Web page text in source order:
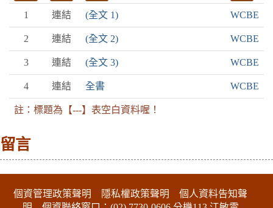
1 連結 (全文 1) WCBE
2 連結 (全文 2) WCBE
3 連結 (全文 3) WCBE
4 連結 全書 WCBE
註：標題為【---】表空白資料喔！
留言
個資管理政策聲明 隱私權政策聲明
個人資料告知聲